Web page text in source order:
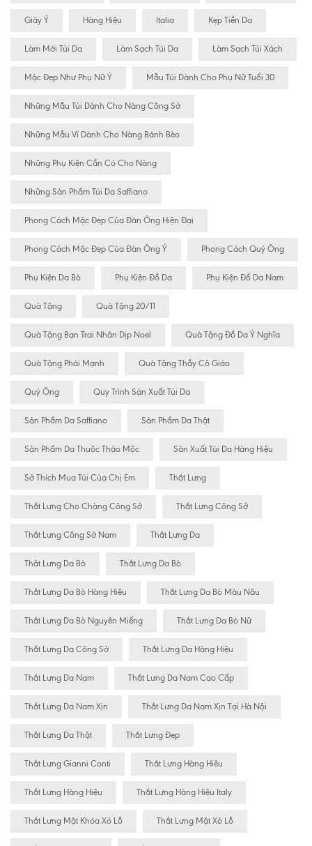
Giày Ý Hàng Hiệu Italia Kẹp Tiền Da
Làm Mới Túi Da Làm Sạch Túi Da Làm Sạch Túi Xách
Mặc Đẹp Như Phụ Nữ Ý Mẫu Túi Dành Cho Phụ Nữ Tuổi 30
Những Mẫu Túi Dành Cho Nàng Công Sở
Những Mẫu Ví Dành Cho Nàng Bánh Bèo
Những Phụ Kiện Cần Có Cho Nàng
Những Sản Phẩm Túi Da Saffiano
Phong Cách Mặc Đẹp Của Đàn Ông Hiện Đại
Phong Cách Mặc Đẹp Của Đàn Ông Ý Phong Cách Quý Ông
Phụ Kiện Da Bò Phụ Kiện Đồ Da Phụ Kiện Đồ Da Nam
Quà Tặng Quà Tặng 20/11
Quà Tặng Bạn Trai Nhân Dịp Noel Quà Tặng Đồ Da Ý Nghĩa
Quà Tặng Phái Mạnh Quà Tặng Thầy Cô Giáo
Quý Ông Quy Trình Sản Xuất Túi Da
Sản Phẩm Da Saffiano Sản Phẩm Da Thật
Sản Phẩm Da Thuộc Thảo Mộc Sản Xuất Túi Da Hàng Hiệu
Sở Thích Mua Túi Của Chị Em Thắt Lưng
Thắt Lưng Cho Chàng Công Sở Thắt Lưng Công Sở
Thắt Lưng Công Sở Nam Thắt Lưng Da
Thăt Lưng Da Bò Thắt Lưng Da Bò
Thắt Lưng Da Bò Hàng Hiêu Thắt Lưng Da Bò Màu Nâu
Thắt Lưng Da Bò Nguyên Miếng Thắt Lưng Da Bò Nữ
Thắt Lưng Da Công Sở Thắt Lưng Da Hàng Hiệu
Thắt Lưng Da Nam Thắt Lưng Da Nam Cao Cấp
Thắt Lưng Da Nam Xịn Thắt Lưng Da Nam Xịn Tại Hà Nội
Thắt Lưng Da Thật Thắt Lưng Đẹp
Thắt Lưng Gianni Conti Thắt Lưng Hàng Hiêu
Thắt Lưng Hàng Hiệu Thắt Lưng Hàng Hiệu Italy
Thắt Lưng Mặt Khóa Xỏ Lỗ Thắt Lưng Mặt Xỏ Lỗ